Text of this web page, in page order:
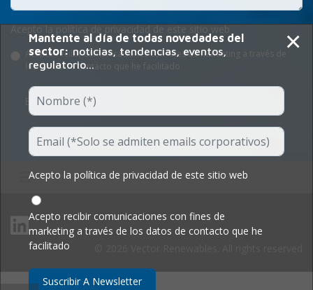
Acepto la política de privacidad de este sitio web
Acepto recibir comunicaciones con fines de marketing a través de
los datos de contacto que he facilitado
Enviar Formulario
×
Mantente al día de todas novedades del
sector: noticias, tendencias, eventos,
regulatorio...
Acepto la política de privacidad de este sitio web
Acepto recibir comunicaciones con fines de
marketing a través de los datos de contacto que he
facilitado
Suscribir A Newsletter